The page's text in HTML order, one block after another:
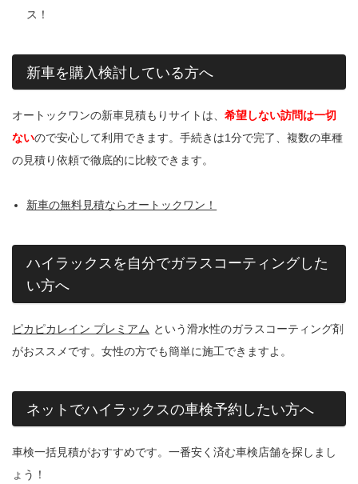
ス！
新車を購入検討している方へ
オートックワンの新車見積もりサイトは、 希望しない訪問は一切
ないので安心して利用できます。手続きは1分で完了、複数の車種
の見積り依頼で徹底的に比較できます。
新車の無料見積ならオートックワン！
ハイラックスを自分でガラスコーティングした
い方へ
ピカピカレイン プレミアム という滑水性のガラスコーティング剤
がおススメです。女性の方でも簡単に施工できますよ。
ネットでハイラックスの車検予約したい方へ
車検一括見積がおすすめです。一番安く済む車検店舗を探しまし
ょう！